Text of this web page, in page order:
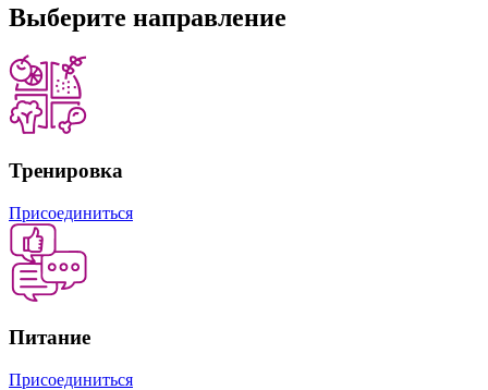
Выберите направление
Тренировка
Присоединиться
Питание
Присоединиться